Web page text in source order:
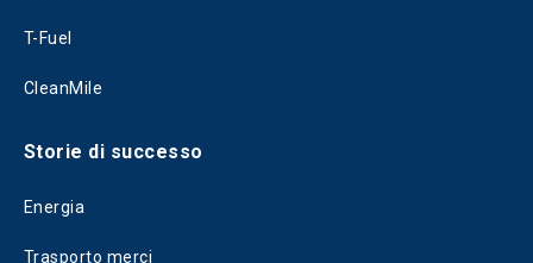
T-Fuel
CleanMile
Storie di successo
Energia
Trasporto merci